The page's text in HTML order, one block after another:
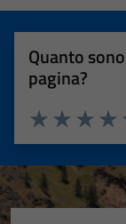
Quanto
pagina?
Valuta
Valuta 2
Valuta 1 stelle